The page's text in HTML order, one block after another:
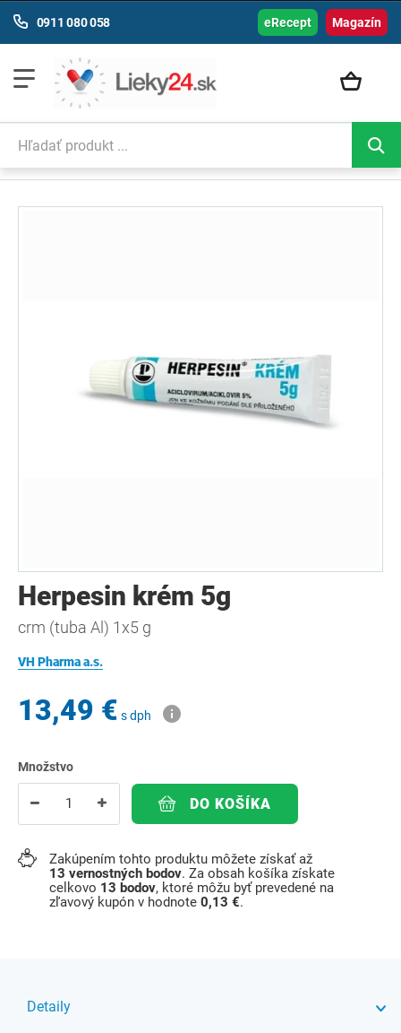
Magazín
0911 080 058 eRecept
Herpesin krém 5g
crm (tuba Al) 1x5 g
VH Pharma a.s.
13,49 € s dph
Množstvo
DO KOŠÍKA
Zakúpením tohto produktu môžete získať až
13 vernostných bodov. Za obsah košíka získate
celkovo 13 bodov, ktoré môžu byť prevedené na
zľavový kupón v hodnote 0,13 €.
Detaily